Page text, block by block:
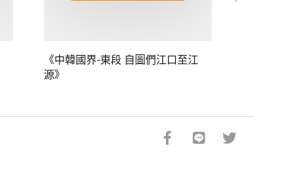
《中韓國界-東段 自圖們江口至江
源》